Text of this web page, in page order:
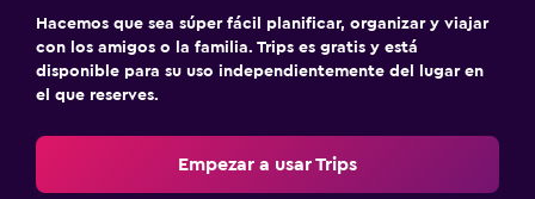
Hacemos que sea súper fácil planificar, organizar y viajar
con los amigos o la familia. Trips es gratis y está
disponible para su uso independientemente del lugar en
el que reserves.
Empezar a usar Trips